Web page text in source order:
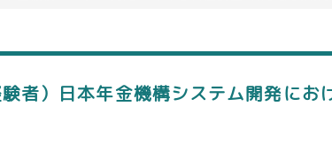
験者）日本年金機構システム開発に